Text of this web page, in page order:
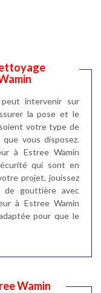
peut intervenir sur
la pose et le
votre type de
vous disposez.
à Estree Wamin
qui sont en
projet, jouissez
de gouttière avec
à Estree Wamin
pour que le
Wamin